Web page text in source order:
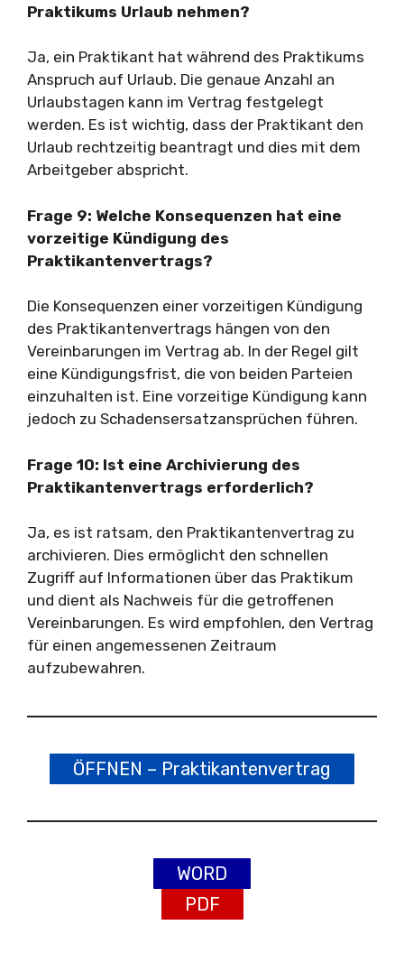
Praktikums Urlaub nehmen?
Ja, ein Praktikant hat während des Praktikums
Anspruch auf Urlaub. Die genaue Anzahl an
Urlaubstagen kann im Vertrag festgelegt
werden. Es ist wichtig, dass der Praktikant den
Urlaub rechtzeitig beantragt und dies mit dem
Arbeitgeber abspricht.
Frage 9: Welche Konsequenzen hat eine
vorzeitige Kündigung des
Praktikantenvertrags?
Die Konsequenzen einer vorzeitigen Kündigung
des Praktikantenvertrags hängen von den
Vereinbarungen im Vertrag ab. In der Regel gilt
eine Kündigungsfrist, die von beiden Parteien
einzuhalten ist. Eine vorzeitige Kündigung kann
jedoch zu Schadensersatzansprüchen führen.
Frage 10: Ist eine Archivierung des
Praktikantenvertrags erforderlich?
Ja, es ist ratsam, den Praktikantenvertrag zu
archivieren. Dies ermöglicht den schnellen
Zugriff auf Informationen über das Praktikum
und dient als Nachweis für die getroffenen
Vereinbarungen. Es wird empfohlen, den Vertrag
für einen angemessenen Zeitraum
aufzubewahren.
ÖFFNEN – Praktikantenvertrag
WORD
PDF